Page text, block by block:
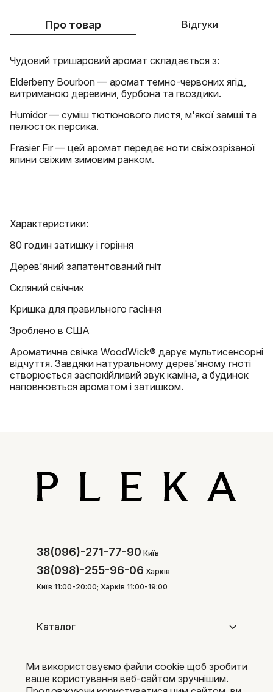
Про товар Відгуки
Чудовий тришаровий аромат складається з:
Elderberry Bourbon — аромат темно-червоних ягід,
витриманою деревини, бурбона та гвоздики.
Humidor — суміш тютюнового листя, м'якої замші та
пелюсток персика.
Frasier Fir — цей аромат передає ноти свіжозрізаної
ялини свіжим зимовим ранком.
Характеристики:
80 годин затишку і горіння
Дерев'яний запатентований гніт
Скляний свічник
Кришка для правильного гасіння
Зроблено в США
Ароматична свічка WoodWick® дарує мультисенсорні
відчуття. Завдяки натуральному дерев'яному гноті
створюється заспокійливий звук каміна, а будинок
наповнюється ароматом і затишком.
38(096)-271-77-90 Київ
38(098)-255-96-06 Харків
Київ 11:00-20:00; Харків 11:00-19:00
Каталог
Покупцям
Ми використовуємо файли cookie щоб зробити
ваше користування веб-сайтом зручнішим.